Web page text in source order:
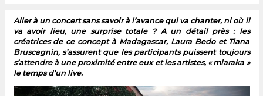
Aller à un concert sans savoir à l’avance qui va chanter, ni où il
va avoir lieu, une surprise totale ? A un détail près : les
créatrices de ce concept à Madagascar, Laura Bedo et Tiana
Bruscagnin, s’assurent que les participants puissent toujours
s’attendre à une proximité entre eux et les artistes, « miaraka »
le temps d’un live.